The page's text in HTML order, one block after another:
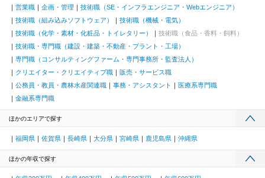
営業職 企画・管理
技術職（SE・インフラエンジニア・Webエンジニア）
技術職（組み込みソフトウェア）
技術職（機械・電気）
技術職（化学・素材・化粧品・トイレタリー）
技術職（食品・香料・飼料）
技術職・専門職（建設・建築・不動産・プラント・工場）
専門職（コンサルティングファーム・専門事務所・監査法人）
クリエイター・クリエイティブ職
販売・サービス職
公務員・教員・農林水産関連職
事務・アシスタント
医療系専門職
金融系専門職
ほかのエリアで探す
福岡県 佐賀県 長崎県 大分県 宮崎県 鹿児島県 沖縄県
ほかの年収で探す